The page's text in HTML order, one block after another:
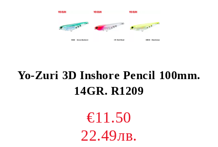
Yo-Zuri 3D Inshore Pencil 100mm.
14GR. R1209
€11.50
22.49лв.